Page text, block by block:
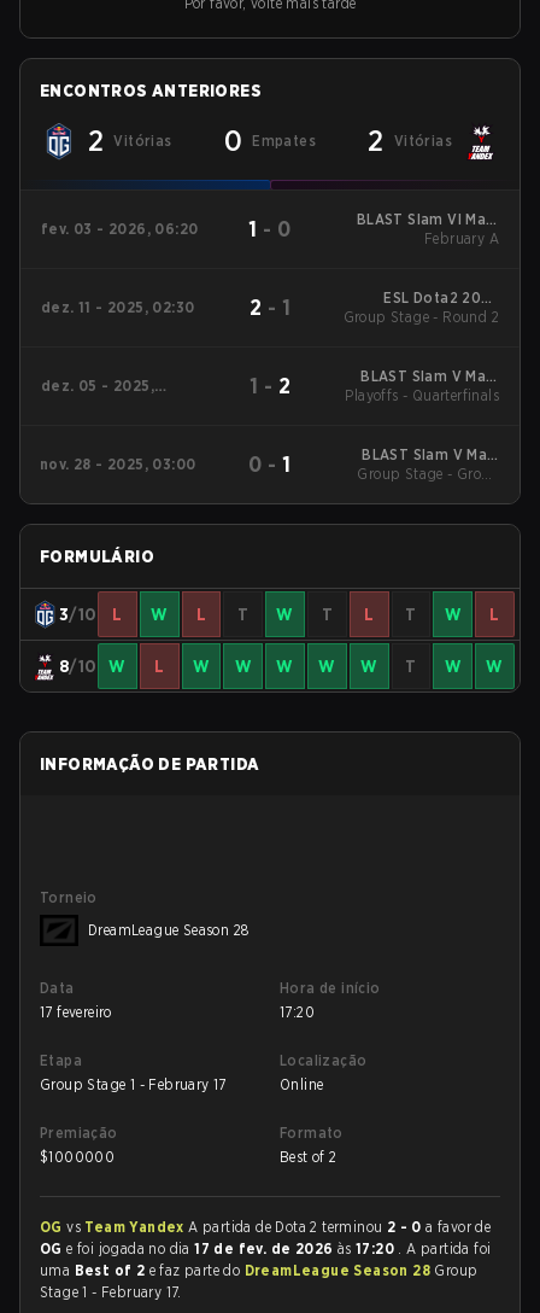
ENCONTROS ANTERIORES
2 Vitórias 0 Empates 2 Vitórias
fev. 03 - 2026, 06:20 1 - 0
BLAST Slam VI Main
Tournament
February A
dez. 11 - 2025, 02:30 2 - 1
ESL Dota2 2025
DreamLeague Season
Group Stage - Round 2
dez. 05 - 2025,
1 - 2
BLAST Slam V Main
Event
Playoffs - Quarterfinals
nov. 28 - 2025, 03:00 0 -1
BLAST Slam V Main
Event
Group Stage - Group
FORMULÁRIO
3/10 L W L T W T L T W L
8/10 W L W W W W W T W W
INFORMAÇÃO DE PARTIDA
Torneio
DreamLeague Season 28
Data
17 fevereiro
Hora de início
17:20
Etapa
Group Stage 1 - February 17
Localização
Online
Premiação
$1000000
Formato
Best of 2
OGvs Team YandexA partida de Dota 2 terminou 2 - 0 a favor de
OGe foi jogada no dia17 de fev. de 2026 às17:20 . A partida foi
uma Best of 2 e faz parte do DreamLeague Season 28 Group
Stage 1 - February 17.